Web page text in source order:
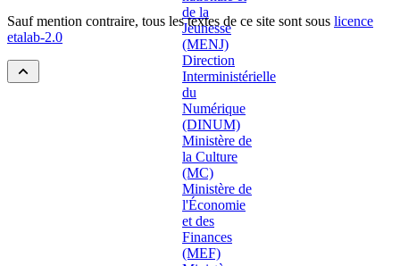
Sauf mention contraire, tous les textes de ce site sont sous licence
etalab-2.0